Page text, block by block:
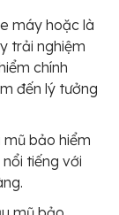
máy hoặc là
trải nghiệm
chính
đến lý tưởng
bảo hiểm
tiếng với